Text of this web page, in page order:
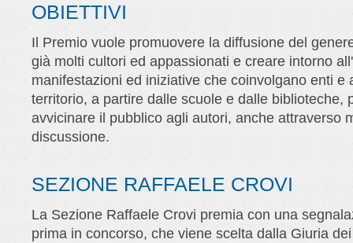
OBIETTIVI
Il Premio vuole promuovere la diffusione del
già molti cultori ed appassionati e creare intorno
manifestazioni ed iniziative che coinvolgano enti e
territorio, a partire dalle scuole e dalle biblioteche,
avvicinare il pubblico agli autori, anche attraverso
discussione.
SEZIONE RAFFAELE CROVI
La Sezione Raffaele Crovi premia con una
prima in concorso, che viene scelta dalla Giuria